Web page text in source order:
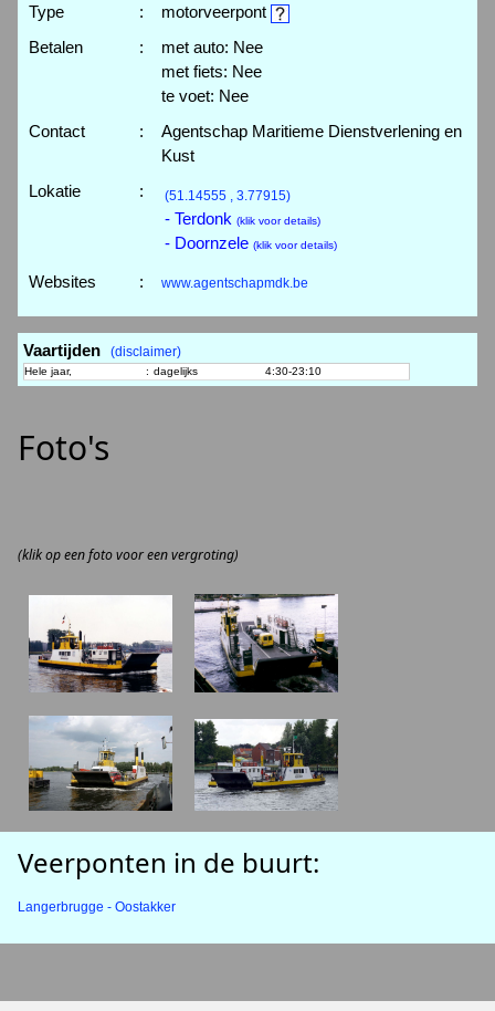
Type
:
motorveerpont
Betalen
:
met auto: Nee
met fiets: Nee
te voet: Nee
Contact
:
Agentschap Maritieme Dienstverlening en
Kust
Lokatie
: (51.14555 , 3.77915)
- Terdonk (klik voor details)
- Doornzele (klik voor details)
Websites : www.agentschapmdk.be
Vaartijden (disclaimer)
Hele jaar, : dagelijks 4:30-23:10
Foto's
(klik op een foto voor een vergroting)
Veerponten in de buurt:
Langerbrugge - Oostakker